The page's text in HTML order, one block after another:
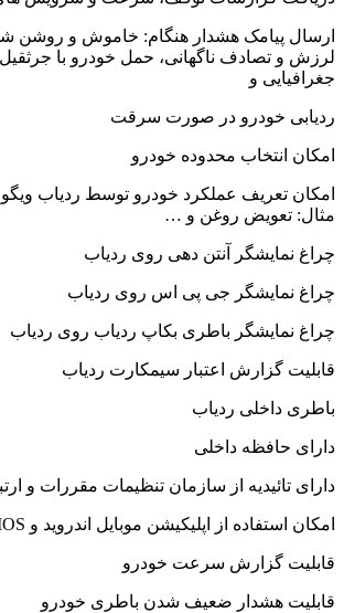
ارسال پیامک هشدار هنگام: خاموش و روشن
لرزش و تصادف ناگهانی، حمل خودرو با
جغرافیایی و
ردیابی خودرو در صورت سرقت
امکان انتخاب محدوده خودرو
مثال: تعویض روغن و …
چراغ نمایشگر آنتن دهی روی ردیاب
چراغ نمایشگر جی پی اس روی ردیاب
چراغ نمایشگر باطری بکاپ ردیاب روی ردیاب
قابلیت گزارش اعتبار سیمکارت ردیاب
باطری داخلی ردیاب
دارای حافظه داخلی
دارای تائیدیه از سازمان تنظیمات مقررات و
امکان استفاده از اپلیکیشن موبایل اندروید و IOS
قابلیت گزارش سرعت خودرو
قابلیت هشدار ضعیف شدن باطری خودرو